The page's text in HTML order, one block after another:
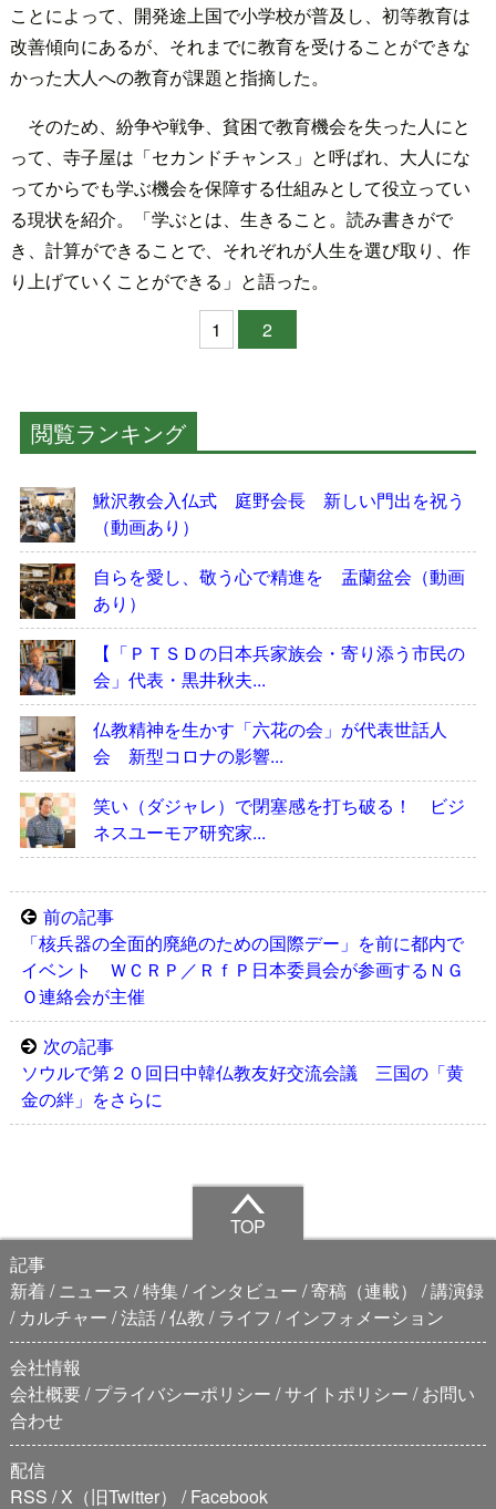
ことによって、開発途上国で小学校が普及し、初等教育は
改善傾向にあるが、それまでに教育を受けることができな
かった大人への教育が課題と指摘した。
そのため、紛争や戦争、貧困で教育機会を失った人にと
って、寺子屋は「セカンドチャンス」と呼ばれ、大人にな
ってからでも学ぶ機会を保障する仕組みとして役立ってい
る現状を紹介。「学ぶとは、生きること。読み書きがで
き、計算ができることで、それぞれが人生を選び取り、作
り上げていくことができる」と語った。
1
2
閲覧ランキング
鰍沢教会入仏式 庭野会長 新しい門出を祝う
（動画あり）
自らを愛し、敬う心で精進を 盂蘭盆会（動画
あり）
【「ＰＴＳＤの日本兵家族会・寄り添う市民の
会」代表・黒井秋夫...
仏教精神を生かす「六花の会」が代表世話人
会 新型コロナの影響...
笑い（ダジャレ）で閉塞感を打ち破る！ ビジ
ネスユーモア研究家...
前の記事
「核兵器の全面的廃絶のための国際デー」を前に都内で
イベント ＷＣＲＰ／ＲｆＰ日本委員会が参画するＮＧ
Ｏ連絡会が主催
次の記事
ソウルで第２０回日中韓仏教友好交流会議 三国の「黄
金の絆」をさらに
TOP
記事
新着
ニュース 特集 インタビュー 寄稿（連載）
講演録
カルチャー 法話 仏教 ライフ
インフォメーション
会社情報
会社概要 プライバシーポリシー サイトポリシー
お問い
合わせ
配信
RSS X（旧Twitter） Facebook